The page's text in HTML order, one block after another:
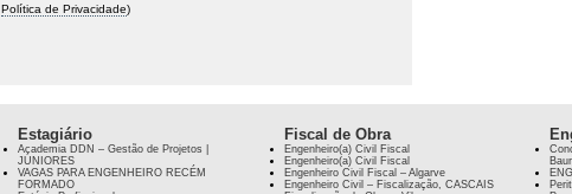
Política de Privacidade)
Estagiário
Academia DDN – Gestão de Projetos |
JÚNIORES
VAGAS PARA ENGENHEIRO RECÉM
FORMADO
Fiscal de Obra
Engenheiro(a) Civil Fiscal
Engenheiro(a) Civil Fiscal
Engenheiro Civil Fiscal – Algarve
Engenheiro Civil – Fiscalização, CASCAIS